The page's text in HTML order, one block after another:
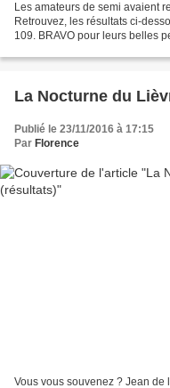
Les amateurs de semi avaient
Retrouvez, les résultats ci-
109. BRAVO pour leurs belles
La Nocturne du
Publié le 23/11/2016 à 17:15
Par Florence
Vous vous souvenez ? Jean